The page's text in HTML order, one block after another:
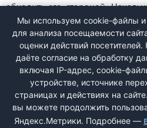
обходить его стороной,
выпрашивать надо грозятся все
вы не работаете и не
не разу не выполнил, по их ...
ДОБАВИТЬ
Мы используем cookie-файлы
для анализа посещаемости
оценки действий
даёте согласие на обработку
включая IP-адрес, cookie-
устройстве, источнике
страницах и действиях на
вы можете продолжить
Яндекс.Метрики. Подробнее —